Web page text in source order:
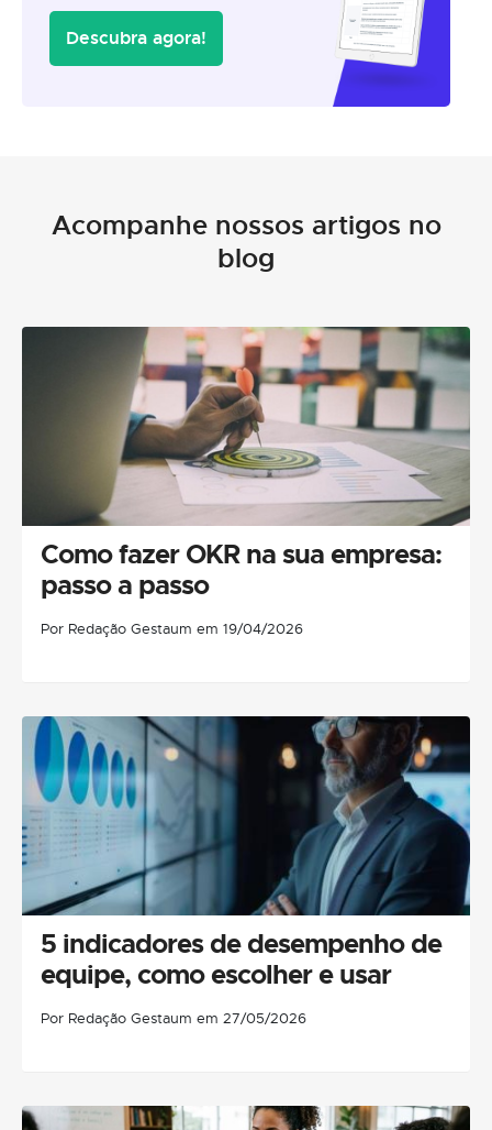
Descubra agora!
Acompanhe nossos artigos no
blog
Como fazer OKR na sua empresa:
passo a passo
Por Redação Gestaum em 19/04/2026
5 indicadores de desempenho de
equipe, como escolher e usar
Por Redação Gestaum em 27/05/2026